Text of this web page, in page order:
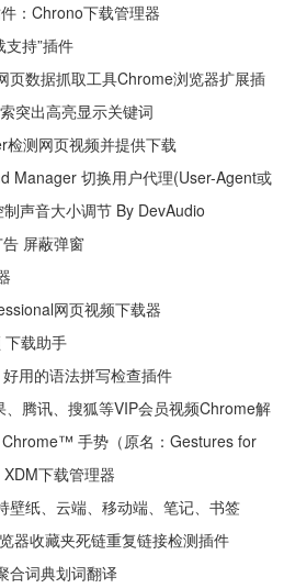
：Chrono下载管理器
持”插件
页数据抓取工具Chrome浏览器扩展插
突出高亮显示关键词
测网页视频并提供下载
Manager 切换用户代理(User-Agent或
声音大小调节 By DevAudio
屏蔽弹窗
网页视频下载器
下载助手
用的语法拼写检查插件
腾讯、搜狐等VIP会员视频Chrome解
手势（原名：Gestures for
下载管理器
壁纸、云端、移动端、笔记、书签
器收藏夹死链重复链接检测插件
合词典划词翻译